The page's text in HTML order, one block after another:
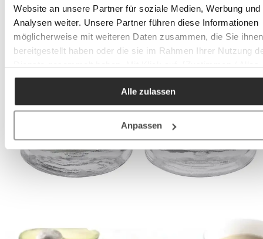
Website an unsere Partner für soziale Medien, Werbung und
Analysen weiter. Unsere Partner führen diese Informationen
möglicherweise mit weiteren Daten zusammen, die Sie ihnen
bereitgestellt haben oder die sie im Rahmen Ihrer Nutzung
akzeptieren / etc.]“ erteilen Sie Ihre Einwilligung auch in die
Weitergabe über Ihr Verhalten in unserem Shop an unseren
Partner, die shopware AG (Ebbinghoff 10, 48624
Deutschland), die diese Daten Ihnen nicht persönlich
Produktverbesserungen, Marktverhaltensanalysen)
darf.
Alle zulassen
Anpassen